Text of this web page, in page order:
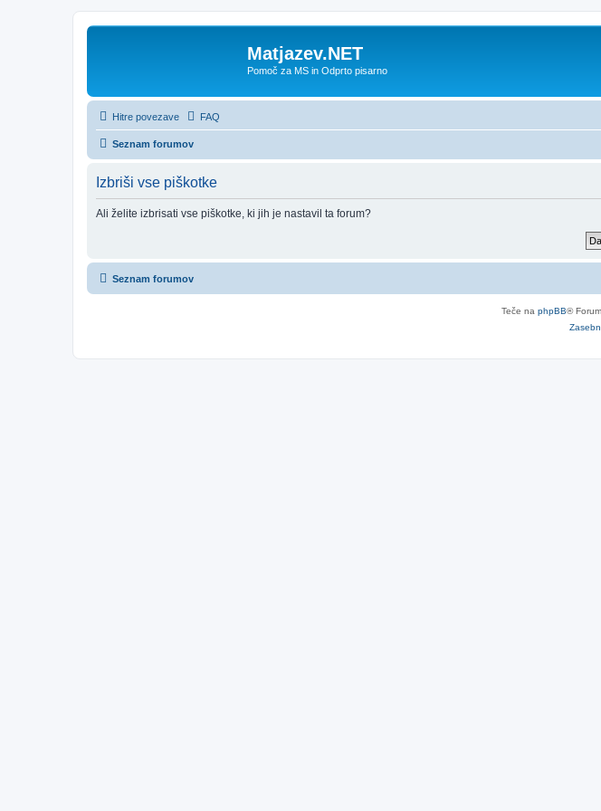
Matjazev.NET
Pomoč za MS in Odprto pisarno
Hitre povezave FAQ
Seznam forumov
Izbriši vse piškotke
Ali želite izbrisati vse piškotke, ki jih je nastavil ta forum?
Seznam forumov
Teče na phpBB®